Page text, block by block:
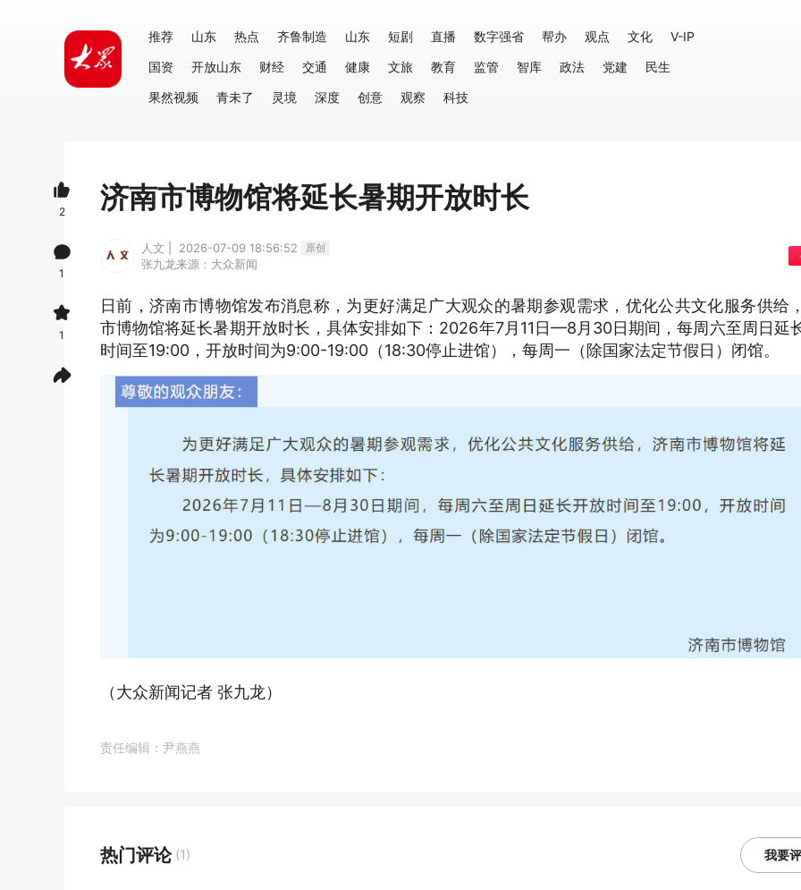
推荐 山东 热点 齐鲁制造 山东 短剧 直播 数字强省 帮办 观点 文化
V-IP
国资
开放山东 财经 交通 健康 文旅 教育 监管 智库 政法 党建
民生
果然视频
青未了 灵境 深度 创意 观察 科技
济南市博物馆将延长暑期开放时长
人文 | 2026-07-09 18:56:52 原创
张九龙来源：大众新闻
日前，济南市博物馆发布消息称，为更好满足广大观众的暑期参观需求，优化公共文化服务供给
市博物馆将延长暑期开放时长，具体安排如下：2026年7月11日—8月30日期间，每周六至周日延
时间至19:00，开放时间为9:00-19:00（18:30停止进馆），每周一（除国家法定节假日）闭馆。
（大众新闻记者 张九龙）
责任编辑：尹燕燕
热门评论 (1) 我要
2
1
1